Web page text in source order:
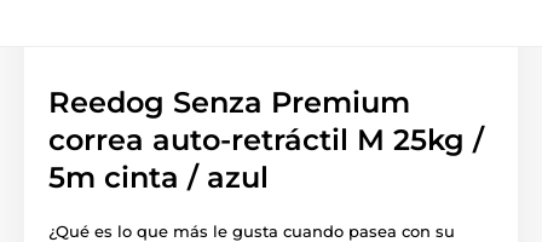
Reedog Senza Premium
correa auto-retráctil M 25kg /
5m cinta / azul
¿Qué es lo que más le gusta cuando pasea con su